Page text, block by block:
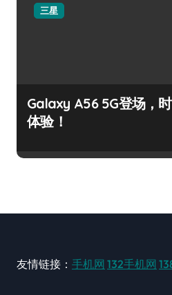
三星
Galaxy A56 5G登场，
体验！
友情链接： 手机网 132手机网